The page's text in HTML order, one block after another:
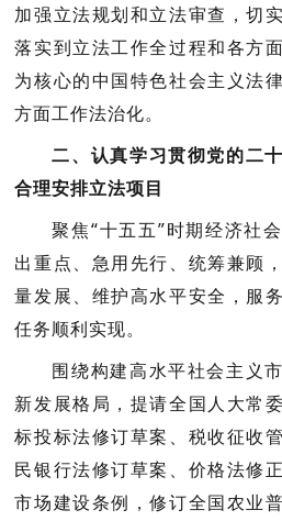
加强立法规划和立法审查，切
落实到立法工作全过程和各方
为核心的中国特色社会主义法
方面工作法治化。
二、认真学习贯彻党的二
合理安排立法项目
聚焦“十五五”时期经济社
出重点、急用先行、统筹兼顾
量发展、维护高水平安全，服
任务顺利实现。
围绕构建高水平社会主义
新发展格局， 提请全国人大常
标投标法修订草案、税收征收
民银行法修订草案、价格法修
市场建设条例，修订全国农业